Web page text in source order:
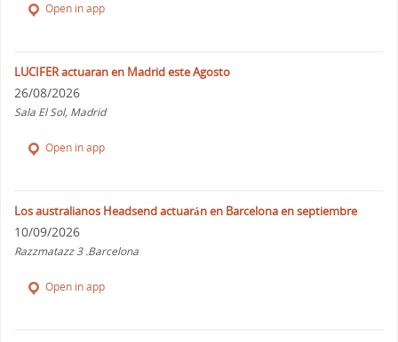
Open in app
LUCIFER actuaran en Madrid este Agosto
26/08/2026
Sala El Sol, Madrid
Open in app
Los australianos Headsend actuarán en Barcelona en septiembre
10/09/2026
Razzmatazz 3 .Barcelona
Open in app